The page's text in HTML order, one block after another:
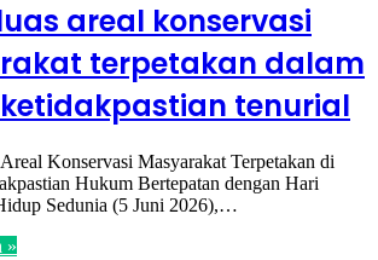
areal konservasi
terpetakan dalam
tenurial
Konservasi Masyarakat Terpetakan di
Hukum Bertepatan dengan Hari
Sedunia (5 Juni 2026),…
»